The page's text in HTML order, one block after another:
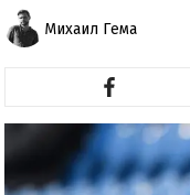
Михаил Гема